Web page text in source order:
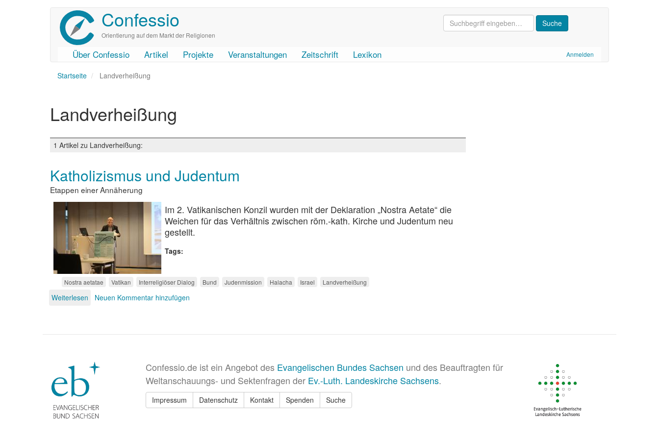
Confessio
Orientierung auf dem Markt der Religionen
User
account
Anmelden
Main
navigation
Über Confessio Artikel Projekte Veranstaltungen Zeitschrift Lexikon
Startseite Landverheißung
Landverheißung
1 Artikel zu Landverheißung:
Katholizismus und Judentum
Etappen einer Annäherung
Im 2. Vatikanischen Konzil wurden mit der Deklaration „Nostra Aetate“ die
Weichen für das Verhältnis zwischen röm.-kath. Kirche und Judentum neu
gestellt.
Tags
Nostra aetatae Vatikan Interreligiöser Dialog Bund Judenmission Halacha Israel Landverheißung
Weiterlesen über
Neuen Kommentar hinzufügen
Confessio.de ist ein Angebot des Evangelischen Bundes Sachsen und des Beauftragten für
Weltanschauungs- und Sektenfragen der Ev.-Luth. Landeskirche Sachsens.
Impressum Datenschutz Kontakt Spenden Suche